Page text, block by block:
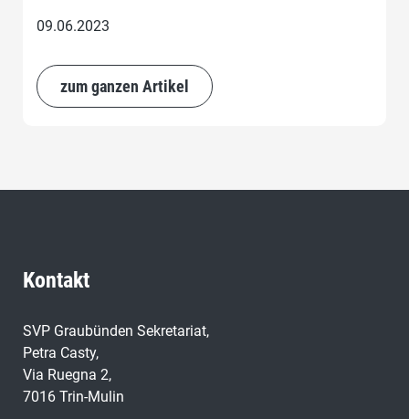
09.06.2023
zum ganzen Artikel
Kontakt
SVP Graubünden Sekretariat,
Petra Casty,
Via Ruegna 2,
7016 Trin-Mulin